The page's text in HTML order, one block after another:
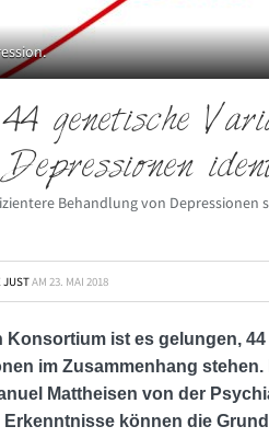
genetische
Behandlung von Depressionen
JUSTAM 23. MAI 2018
ist es gelungen, 44
im Zusammenhang stehen.
Mattheisen von der
können die